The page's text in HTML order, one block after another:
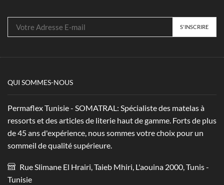
QUI SOMMES-NOUS
Permaflex Tunisie - SOMATRAL: Spécialiste des matelas à
ressorts et des articles de literie haut de gamme. Forts de plus
de 45 ans d'expérience, nous sommes votre choix pour un
sommeil de qualité supérieure.
Rue Slimane El Hrairi, Taieb Mhiri, L'aouina 2000, Tunis -
Tunisie